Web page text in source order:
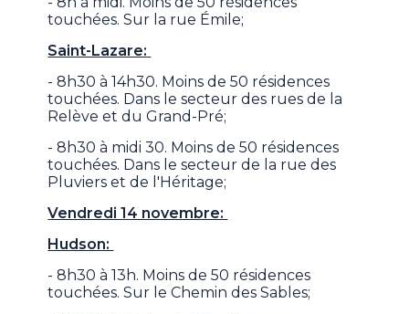
touchées. Sur la rue Émile;
Saint-Lazare:
- 8h30 à 14h30. Moins de 50 résidences
touchées. Dans le secteur des rues de la
Relève et du Grand-Pré;
- 8h30 à midi 30. Moins de 50 résidences
touchées. Dans le secteur de la rue des
Pluviers et de l'Héritage;
Vendredi 14 novembre:
Hudson:
- 8h30 à 13h. Moins de 50 résidences
touchées. Sur le Chemin des Sables;